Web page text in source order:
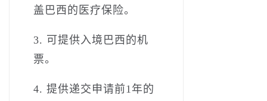
盖巴西的医疗保险。
3.­ 可提供入境巴西的机
票。
4.­ 提供递交申请前1年的